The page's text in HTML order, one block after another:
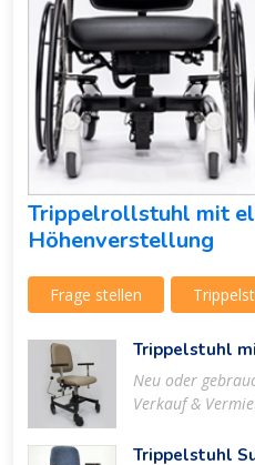
Trippelrollstuhl mit
Höhenverstellung
Frage stellen
Trippelstuhl
Neu oder
Verkauf &
Trippelstuhl